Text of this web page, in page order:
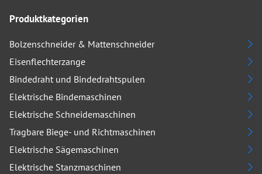
Produktkategorien
Bolzenschneider & Mattenschneider
Eisenflechterzange
Bindedraht und Bindedrahtspulen
Elektrische Bindemaschinen
Elektrische Schneidemaschinen
Tragbare Biege- und Richtmaschinen
Elektrische Sägemaschinen
Elektrische Stanzmaschinen